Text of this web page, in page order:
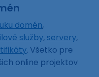
domén,
služby, servery,
. Všetko pre
online projektov